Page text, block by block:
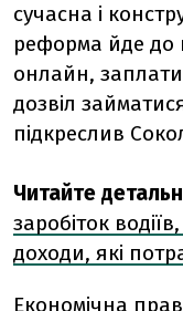
сучасна і
реформа йде до
онлайн,
дозвіл
підкреслив
Читайте
заробіток
доходи, які
Економічна